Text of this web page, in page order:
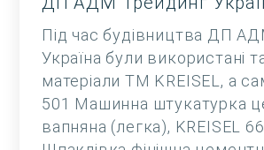
Під час будівництва ДП
Україна були використані
матеріали TM KREISEL, а
501 Машинна штукатурка
вапняна (легка), KREISEL